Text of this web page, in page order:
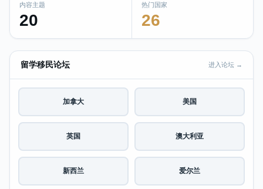
内容主题
20
热门国家
26
留学移民论坛 进入论坛 →
加拿大 美国
英国 澳大利亚
新西兰 爱尔兰